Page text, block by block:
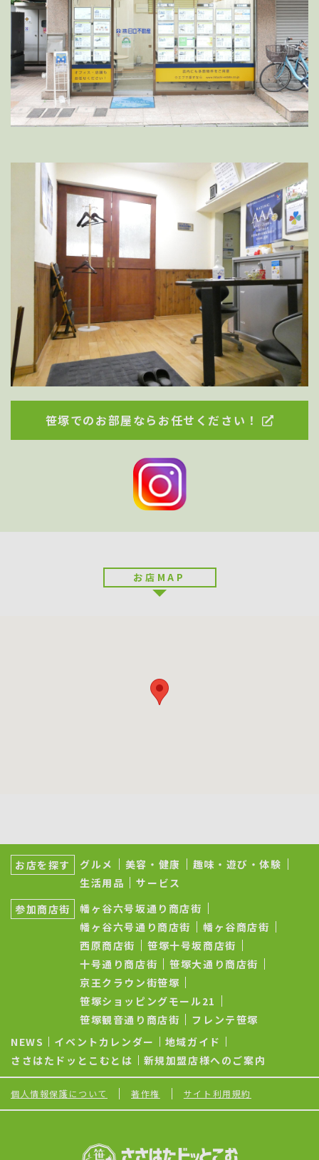
笹塚でのお部屋ならお任せください！
お店MAP
サ
ナ
ゲ
ー
お店を探す グルメ 美容・健康
趣味・遊び・体験
生活用品
サービス
参加商店街
幡ヶ谷六号坂通り商店街
幡ヶ谷六号通り商店街
幡ヶ谷商店街
西原商店街
笹塚十号坂商店街
十号通り商店街
笹塚大通り商店街
京王クラウン街笹塚
笹塚ショッピングモール21
笹塚観音通り商店街
フレンテ笹塚
NEWS
イベントカレンダー
地域ガイド
ささはたドッとこむとは
新規加盟店様へのご案内
個人情報保護について 著作権 サイト利用規約